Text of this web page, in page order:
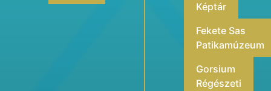
Képtár
Fekete Sas
Patikamúzeum
Gorsium
Régészeti